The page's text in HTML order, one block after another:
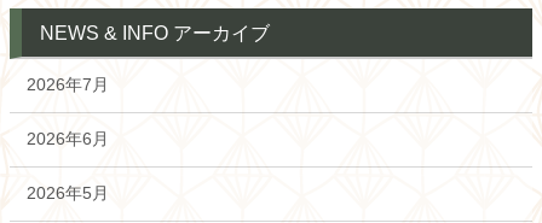
NEWS & INFO アーカイブ
2026年7月
2026年6月
2026年5月